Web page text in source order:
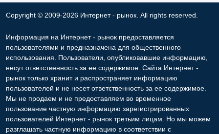
Copyright © 2009-2026 Интернет - рынок. All rights reserved.
Информация на Интернет - рынок предоставляется
пользователями и предназначена для общественного
использования. Пользователи, опубликовавшие информацию,
несут ответственность за ее содержимое. Сайта Интернет -
рынок только хранит и распространяет информацию
пользователей и не несет ответственность за ее содержимое.
Мы не продаем и не предоставляем во временное
пользование частную информацию зарегистрированных
пользователей Интернет - рынок третьим лицам. Но мы можем
разглашать частную информацию в соответствии с